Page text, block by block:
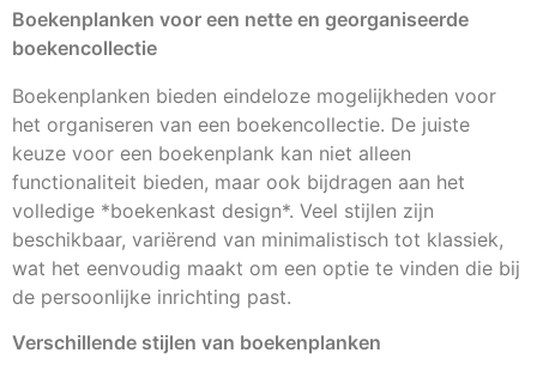
Boekenplanken voor een nette en georganiseerde
boekencollectie
Boekenplanken bieden eindeloze mogelijkheden voor
het organiseren van een boekencollectie. De juiste
keuze voor een boekenplank kan niet alleen
functionaliteit bieden, maar ook bijdragen aan het
volledige *boekenkast design*. Veel stijlen zijn
beschikbaar, variërend van minimalistisch tot klassiek,
wat het eenvoudig maakt om een optie te vinden die bij
de persoonlijke inrichting past.
Verschillende stijlen van boekenplanken